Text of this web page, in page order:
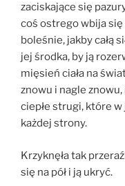
zaciskające się
coś ostrego wbija się
boleśnie, jakby całą
jej środka, by ją
mięsień ciała na
znowu i nagle znowu,
ciepłe strugi, które w
każdej strony.
Krzyknęła tak
się na pół i ją ukryć.